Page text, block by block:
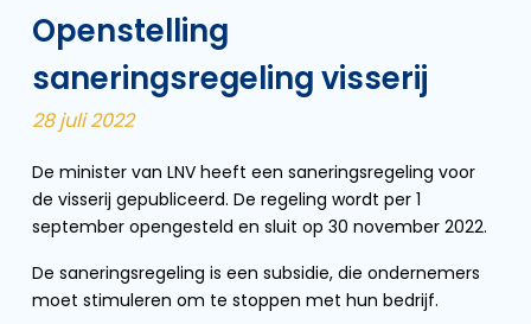
Openstelling
saneringsregeling visserij
28 juli 2022
De minister van LNV heeft een saneringsregeling voor
de visserij gepubliceerd. De regeling wordt per 1
september opengesteld en sluit op 30 november 2022.
De saneringsregeling is een subsidie, die ondernemers
moet stimuleren om te stoppen met hun bedrijf.